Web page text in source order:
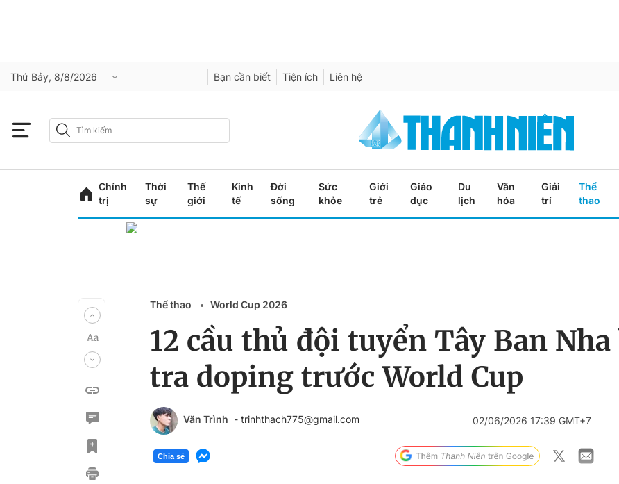
Thứ Bảy, 8/8/2026 Bạn cần biết Tiện ích Liên hệ
Chính
trị
Thời
sự
Thế
giới
Kinh
tế
Đời
sống
Sức
khỏe
Giới
trẻ
Giáo
dục
Du
lịch
Văn
hóa
Giải
trí
Thể
thao
Thể thao World Cup 2026
12 cầu thủ đội tuyển Tây Ban
tra doping trước World Cup
Văn Trình - trinhthach775@gmail.com 02/06/2026 17:39 GMT+7
Chia sẻ